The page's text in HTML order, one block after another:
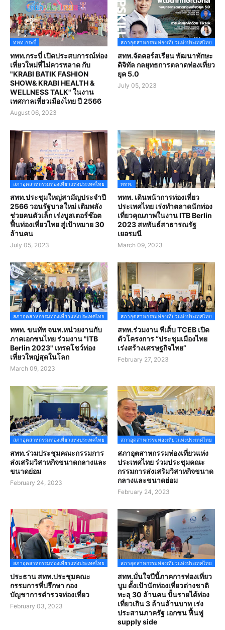
ททท.กระบี่
ททท.กระบี่ เปิดประสบการณ์ท่อง
เที่ยวใหม่ที่ไม่ควรพลาด กับ
"KRABI BATIK FASHION
SHOW& KRABI HEALTH &
WELLNESS TALK" ในงาน
เทศกาลเที่ยวเมืองไทย ปี 2566
August 06, 2023
สภาอุตสาหกรรมท่องเที่ยวแห่งประเทศไทย
สทท.จัดคอร์สเรียน พัฒนาทักษะ
ดิจิทัล กลยุทธการตลาดท่องเที่ยว
ยุค 5.0
July 05, 2023
สภาอุตสาหกรรมท่องเที่ยวแห่งประเทศไทย
สทท.ประชุมใหญ่สามัญประจำปี
2566 วอนรัฐบาลใหม่ เติมพลัง
ช่วยคนตัวเล็ก เร่งบูสเตอร์ช๊อต
ฟื้นท่องเที่ยวไทย สู่เป้าหมาย 30
ล้านคน
July 05, 2023
ททท.
ททท. เดินหน้าการท่องเที่ยว
ประเทศไทย เร่งทำตลาดนักท่อง
เที่ยวคุณภาพในงาน ITB Berlin
2023 สหพันธ์สาธารณรัฐ
เยอรมนี
March 09, 2023
สภาอุตสาหกรรมท่องเที่ยวแห่งประเทศไทย
ททท. ขนทัพ จนท.หน่วยงานกับ
ภาคเอกชนไทย ร่วมงาน "ITB
Berlin 2023" เทรดโชว์ท่อง
เที่ยวใหญ่สุดในโลก
March 09, 2023
สภาอุตสาหกรรมท่องเที่ยวแห่งประเทศไทย
สทท.ร่วมงาน ทีเส็บ TCEB เปิด
ตัวโครงการ “ประชุมเมืองไทย
เร่งสร้างเศรษฐกิจไทย”
February 27, 2023
สภาอุตสาหกรรมท่องเที่ยวแห่งประเทศไทย
สทท.ร่วมประชุมคณะกรรมการ
ส่งเสริมวิสาหกิจขนาดกลางและ
ขนาดย่อม
February 24, 2023
สภาอุตสาหกรรมท่องเที่ยวแห่งประเทศไทย
สภาอุตสาหกรรมท่องเที่ยวแห่ง
ประเทศไทย ร่วมประชุมคณะ
กรรมการส่งเสริมวิสาหกิจขนาด
กลางและขนาดย่อม
February 24, 2023
สภาอุตสาหกรรมท่องเที่ยวแห่งประเทศไทย
ประธาน สทท.ประชุมคณะ
กรรมการที่ปรึกษา กอง
บัญชาการตำรวจท่องเที่ยว
February 03, 2023
สภาอุตสาหกรรมท่องเที่ยวแห่งประเทศไทย
สทท.มั่นใจปีนี้ภาคการท่องเที่ยว
บูม ตั้งเป้านักท่องเที่ยวต่างชาติ
ทะลุ 30 ล้านคน ปั้นรายได้ท่อง
เที่ยวเกิน 3 ล้านล้านบาท เร่ง
ประสานภาครัฐ เอกชน ฟื้นฟู
supply side